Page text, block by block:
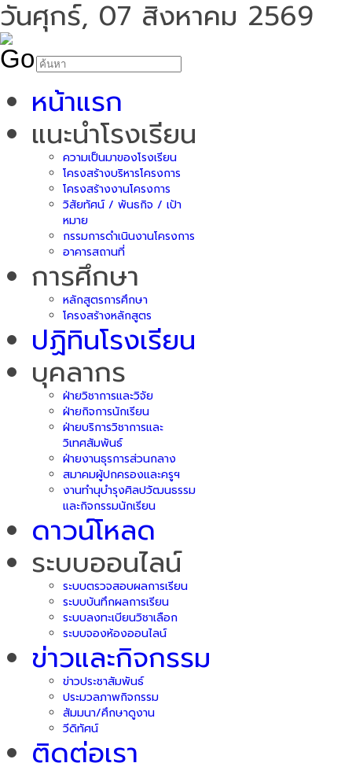
วันศุกร์, 07 สิงหาคม 2569
หน้าแรก
แนะนำโรงเรียน
ความเป็นมาของโรงเรียน
โครงสร้างบริหารโครงการ
โครงสร้างงานโครงการ
วิสัยทัศน์ / พันธกิจ / เป้า
หมาย
กรรมการดำเนินงานโครงการ
อาคารสถานที่
การศึกษา
หลักสูตรการศึกษา
โครงสร้างหลักสูตร
ปฏิทินโรงเรียน
บุคลากร
ฝ่ายวิชาการและวิจัย
ฝ่ายกิจการนักเรียน
ฝ่ายบริการวิชาการและ
วิเทศสัมพันธ์
ฝ่ายงานธุรการส่วนกลาง
สมาคมผู้ปกครองและครูฯ
งานทำนุบำรุงศิลปวัฒนธรรม
และกิจกรรมนักเรียน
ดาวน์โหลด
ระบบออนไลน์
ระบบตรวจสอบผลการเรียน
ระบบบันทึกผลการเรียน
ระบบลงทะเบียนวิชาเลือก
ระบบจองห้องออนไลน์
ข่าวและกิจกรรม
ข่าวประชาสัมพันธ์
ประมวลภาพกิจกรรม
สัมมนา/ศึกษาดูงาน
วีดิทัศน์
ติดต่อเรา